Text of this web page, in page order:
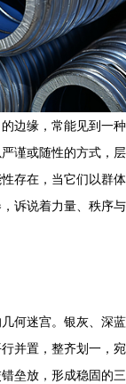
边缘，常能见到一种
谨或随性的方式，层
存在，当它们以群体
诉说着力量、秩序与
何迷宫。银灰、深蓝
并置，整齐划一，宛
垒放，形成稳固的三